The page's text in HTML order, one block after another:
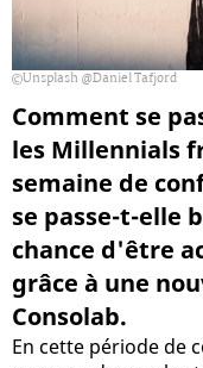
Unsplash @Daniel Tafjord
Comment se
les Millennials
semaine de
se passe-t-elle
chance d'être
grâce à une
Consolab.
En cette période de